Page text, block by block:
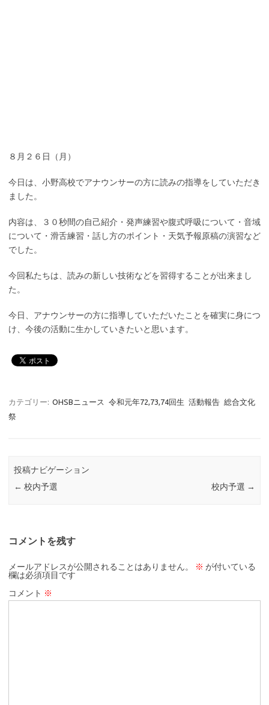
８月２６日（月）
今日は、小野高校でアナウンサーの方に読みの指導をしていただき
ました。
内容は、３０秒間の自己紹介・発声練習や腹式呼吸について・音域
について・滑舌練習・話し方のポイント・天気予報原稿の演習など
でした。
今回私たちは、読みの新しい技術などを習得することが出来まし
た。
今日、アナウンサーの方に指導していただいたことを確実に身につ
け、今後の活動に生かしていきたいと思います。
カテゴリー: OHSBニュース 令和元年72,73,74回生 活動報告 総合文化
祭
投稿ナビゲーション
← 校内予選 校内予選 →
コメントを残す
メールアドレスが公開されることはありません。 ※ が付いている
欄は必須項目です
コメント ※